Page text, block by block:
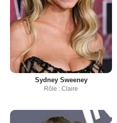
Sydney Sweeney
Rôle : Claire